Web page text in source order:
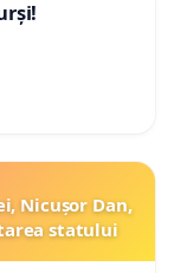
Nicușor Dan,
statului